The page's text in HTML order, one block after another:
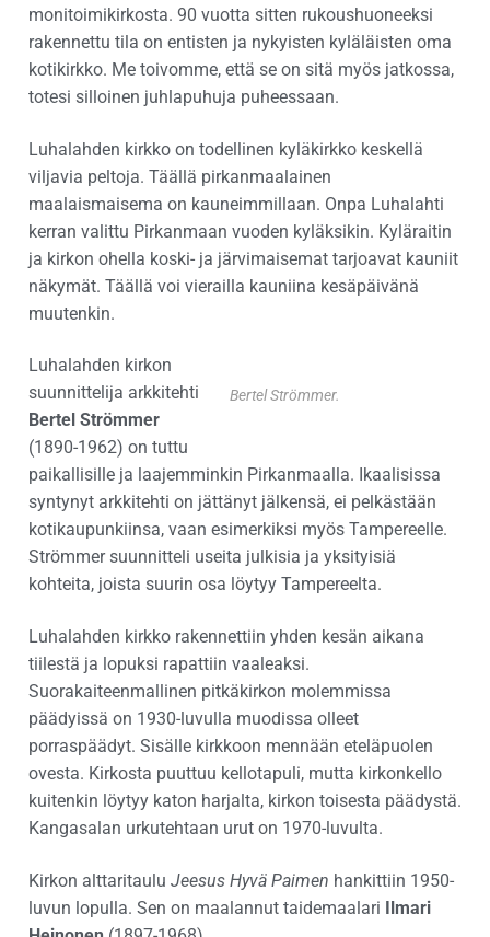
monitoimikirkosta. 90 vuotta sitten rukoushuoneeksi
rakennettu tila on entisten ja nykyisten kyläläisten oma
kotikirkko. Me toivomme, että se on sitä myös jatkossa,
totesi silloinen juhlapuhuja puheessaan.
Luhalahden kirkko on todellinen kyläkirkko keskellä
viljavia peltoja. Täällä pirkanmaalainen
maalaismaisema on kauneimmillaan. Onpa Luhalahti
kerran valittu Pirkanmaan vuoden kyläksikin. Kyläraitin
ja kirkon ohella koski- ja järvimaisemat tarjoavat kauniit
näkymät. Täällä voi vierailla kauniina kesäpäivänä
muutenkin.
Bertel Strömmer.
Luhalahden kirkon
suunnittelija arkkitehti
Bertel Strömmer
(1890-1962) on tuttu
paikallisille ja laajemminkin Pirkanmaalla. Ikaalisissa
syntynyt arkkitehti on jättänyt jälkensä, ei pelkästään
kotikaupunkiinsa, vaan esimerkiksi myös Tampereelle.
Strömmer suunnitteli useita julkisia ja yksityisiä
kohteita, joista suurin osa löytyy Tampereelta.
Luhalahden kirkko rakennettiin yhden kesän aikana
tiilestä ja lopuksi rapattiin vaaleaksi.
Suorakaiteenmallinen pitkäkirkon molemmissa
päädyissä on 1930-luvulla muodissa olleet
porraspäädyt. Sisälle kirkkoon mennään eteläpuolen
ovesta. Kirkosta puuttuu kellotapuli, mutta kirkonkello
kuitenkin löytyy katon harjalta, kirkon toisesta päädystä.
Kangasalan urkutehtaan urut on 1970-luvulta.
Kirkon alttaritaulu Jeesus Hyvä Paimen hankittiin 1950-
luvun lopulla. Sen on maalannut taidemaalari Ilmari